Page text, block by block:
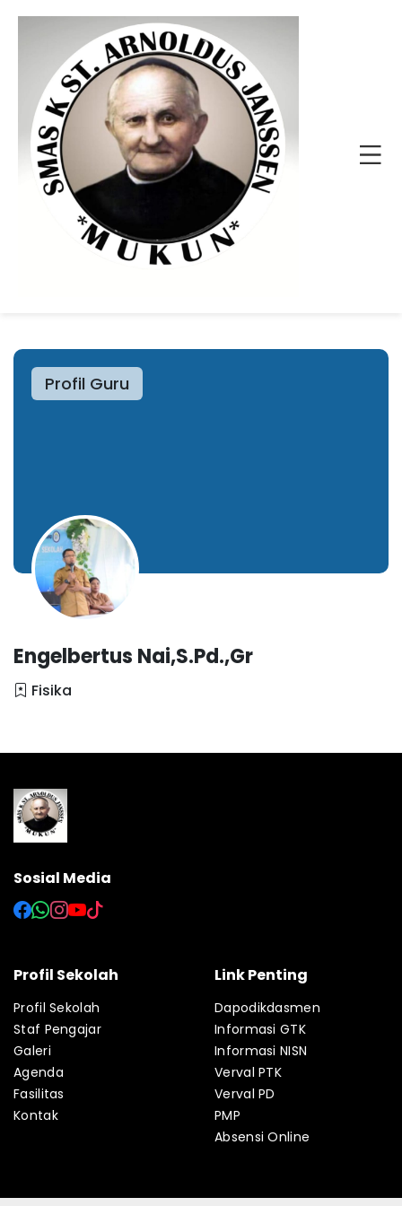
Profil Guru
Engelbertus Nai,S.Pd.,Gr
Fisika
Sosial Media
Profil Sekolah
Profil Sekolah
Staf Pengajar
Galeri
Agenda
Fasilitas
Kontak
Link Penting
Dapodikdasmen
Informasi GTK
Informasi NISN
Verval PTK
Verval PD
PMP
Absensi Online